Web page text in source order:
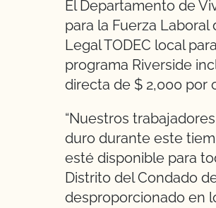
El Departamento de
para la Fuerza
Legal TODEC local
programa Riverside
directa de $ 2,000 por
“Nuestros
duro durante este
esté disponible para
Distrito del Condado
desproporcionado en